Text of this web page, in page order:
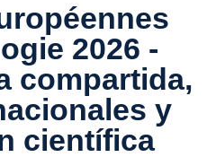
2026 -
compartida,
y
científica